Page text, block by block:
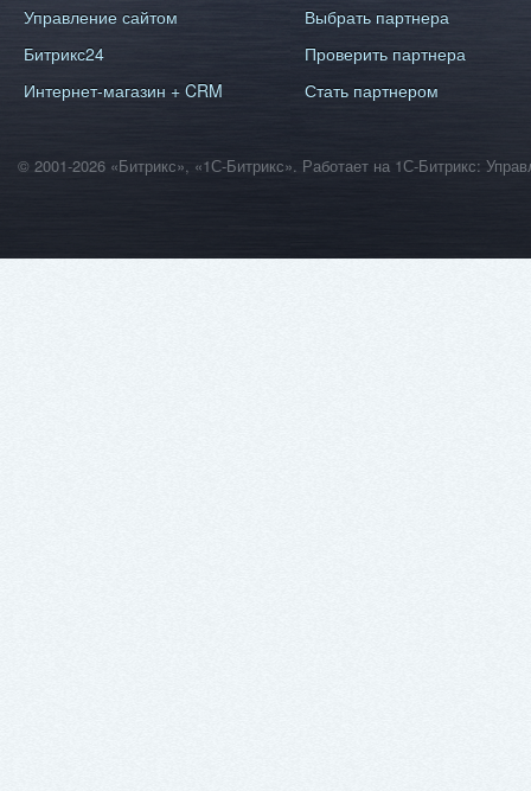
Управление сайтом
Битрикс24
Интернет-магазин + CRM
Выбрать партнера
Проверить партнера
Стать партнером
© 2001-2026 «Битрикс», «1С-Битрикс». Работает на 1С-Битрикс: